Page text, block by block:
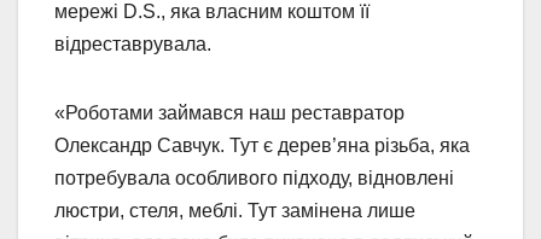
мережі D.S., яка власним коштом її
відреставрувала.
«Роботами займався наш реставратор
Олександр Савчук. Тут є дерев’яна різьба, яка
потребувала особливого підходу, відновлені
люстри, стеля, меблі. Тут замінена лише